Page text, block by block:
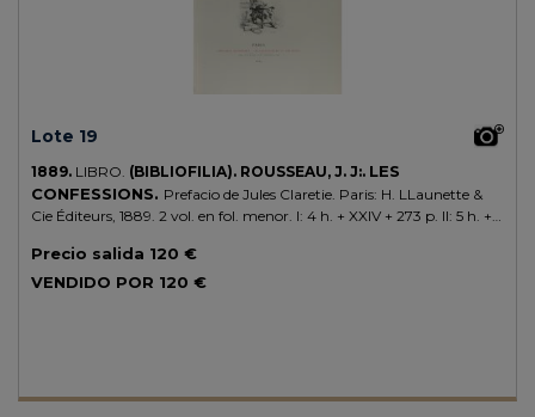
Lote 19
1889. LIBRO. (BIBLIOFILIA). ROUSSEAU, J. J:. LES
CONFESSIONS. Prefacio de Jules Claretie. Paris: H. LLaunette &
Cie Éditeurs, 1889. 2 vol. en fol. menor. I: 4 h. + XXIV + 273 p. II: 5 h. +
aguafuerte por los artistas más relvantes de su momento
(Champollion, Ruet, Boulard, Mordant, etc.) Dos vol. enc. en media
Precio salida 120 €
VENDIDO POR 120 €